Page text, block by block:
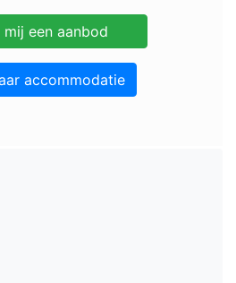
accommodatie